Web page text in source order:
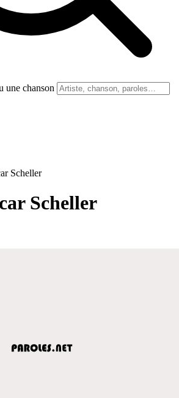
une chanson
Scheller
Scheller